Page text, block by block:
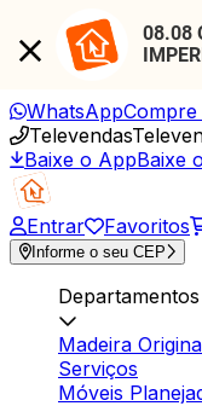
08.08
WhatsApp
Televendas
Baixe o AppBaixe
Entrar Favoritos
Informe o seu CEP
Departamentos
Madeira
Serviços
Móveis